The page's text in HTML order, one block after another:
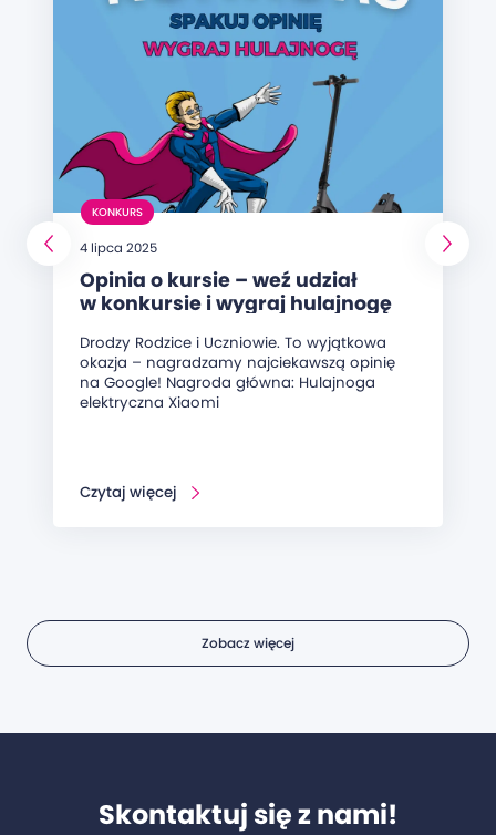
KONKURS
4 lipca 2025
Opinia o kursie – weź udział
w konkursie i wygraj hulajnogę
Drodzy Rodzice i Uczniowie. To wyjątkowa
okazja – nagradzamy najciekawszą opinię
na Google! Nagroda główna: Hulajnoga
elektryczna Xiaomi
Czytaj więcej
Zobacz więcej
Skontaktuj się z nami!